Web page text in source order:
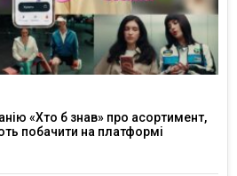
«Хто б знав» про асортимент,
побачити на платформі